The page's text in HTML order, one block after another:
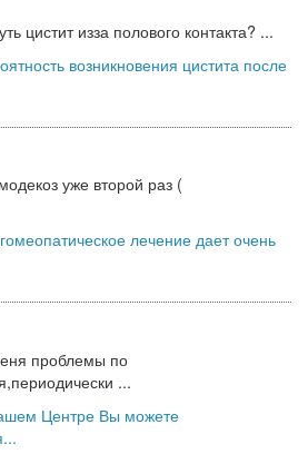
цистит изза полового контакта? ...
возникновения цистита после
уже второй раз (
лечение дает очень
проблемы по
...
Центре Вы можете